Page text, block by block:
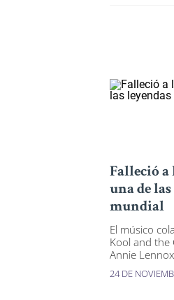
Falleció a
una de
mundial
El músico
Kool and the
Annie
24 DE